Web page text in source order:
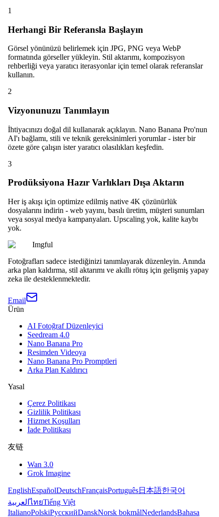
1
Herhangi Bir Referansla Başlayın
Görsel yönünüzü belirlemek için JPG, PNG veya WebP
formatında görseller yükleyin. Stil aktarımı, kompozisyon
rehberliği veya yaratıcı iterasyonlar için temel olarak referanslar
kullanın.
2
Vizyonunuzu Tanımlayın
İhtiyacınızı doğal dil kullanarak açıklayın. Nano Banana Pro'nun
AI'ı bağlamı, stili ve teknik gereksinimleri yorumlar - ister bir
özete göre çalışın ister yaratıcı olasılıkları keşfedin.
3
Prodüksiyona Hazır Varlıkları Dışa Aktarın
Her iş akışı için optimize edilmiş native 4K çözünürlük
dosyalarını indirin - web yayını, basılı üretim, müşteri sunumları
veya sosyal medya kampanyaları. Upscaling yok, kalite kaybı
yok.
Imgful
Fotoğrafları sadece istediğinizi tanımlayarak düzenleyin. Anında
arka plan kaldırma, stil aktarımı ve akıllı rötuş için gelişmiş yapay
zeka ile desteklenmektedir.
Email
Ürün
AI Fotoğraf Düzenleyici
Seedream 4.0
Nano Banana Pro
Resimden Videoya
Nano Banana Pro Promptleri
Arka Plan Kaldırıcı
Yasal
Çerez Politikası
Gizlilik Politikası
Hizmet Koşulları
İade Politikası
友链
Wan 3.0
Grok Imagine
EnglishEspañolDeutschFrançaisPortuguês日本語한국어
العربيةไทยTiếng Việt
ItalianoPolskiРусскийDanskNorsk bokmålNederlandsBahasa